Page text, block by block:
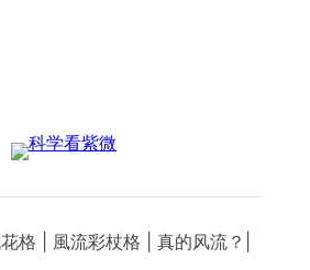
格 | 風流彩杖格 | 真的风流？|